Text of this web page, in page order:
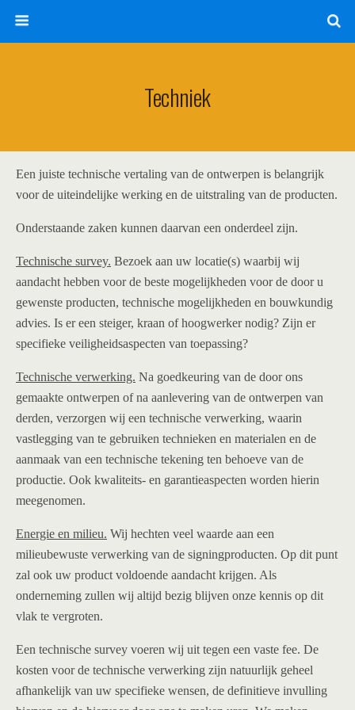
Techniek
Een juiste technische vertaling van de ontwerpen is belangrijk
voor de uiteindelijke werking en de uitstraling van de producten.
Onderstaande zaken kunnen daarvan een onderdeel zijn.
Technische survey. Bezoek aan uw locatie(s) waarbij wij
aandacht hebben voor de beste mogelijkheden voor de door u
gewenste producten, technische mogelijkheden en bouwkundig
advies. Is er een steiger, kraan of hoogwerker nodig? Zijn er
specifieke veiligheidsaspecten van toepassing?
Technische verwerking. Na goedkeuring van de door ons
gemaakte ontwerpen of na aanlevering van de ontwerpen van
derden, verzorgen wij een technische verwerking, waarin
vastlegging van te gebruiken technieken en materialen en de
aanmaak van een technische tekening ten behoeve van de
productie. Ook kwaliteits- en garantieaspecten worden hierin
meegenomen.
Energie en milieu. Wij hechten veel waarde aan een
milieubewuste verwerking van de signingproducten. Op dit punt
zal ook uw product voldoende aandacht krijgen. Als
onderneming zullen wij altijd bezig blijven onze kennis op dit
vlak te vergroten.
Een technische survey voeren wij uit tegen een vaste fee. De
kosten voor de technische verwerking zijn natuurlijk geheel
afhankelijk van uw specifieke wensen, de definitieve invulling